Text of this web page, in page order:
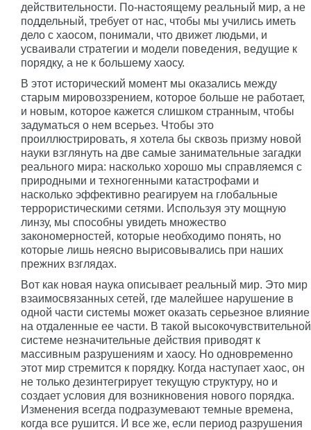
действительности. По-настоящему реальный мир, а не
поддельный, требует от нас, чтобы мы учились иметь
дело с хаосом, понимали, что движет людьми, и
усваивали стратегии и модели поведения, ведущие к
порядку, а не к большему хаосу.
В этот исторический момент мы оказались между
старым мировоззрением, которое больше не работает,
и новым, которое кажется слишком странным, чтобы
задуматься о нем всерьез. Чтобы это
проиллюстрировать, я хотела бы сквозь призму новой
науки взглянуть на две самые занимательные загадки
реального мира: насколько хорошо мы справляемся с
природными и техногенными катастрофами и
насколько эффективно реагируем на глобальные
террористическими сетями. Используя эту мощную
линзу, мы способны увидеть множество
закономерностей, которые необходимо понять, но
которые лишь неясно вырисовывались при наших
прежних взглядах.
Вот как новая наука описывает реальный мир. Это мир
взаимосвязанных сетей, где малейшее нарушение в
одной части системы может оказать серьезное влияние
на отдаленные ее части. В такой высокочувствительной
системе незначительные действия приводят к
массивным разрушениям и хаосу. Но одновременно
этот мир стремится к порядку. Когда наступает хаос, он
не только дезинтегрирует текущую структуру, но и
создает условия для возникновения нового порядка.
Изменения всегда подразумевают темные времена,
когда все рушится. И все же, если период разрушения